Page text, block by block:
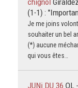
(1-1) :
Je me joins
souhaiter un bel
(*) aucune
qui vous êtes…
JUNi DU 36 OL